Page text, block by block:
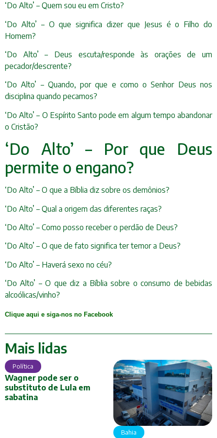
‘Do Alto’ – Quem sou eu em Cristo?
‘Do Alto’ – O que significa dizer que Jesus é o Filho do
Homem?
‘Do Alto’ – Deus escuta/responde às orações de um
pecador/descrente?
‘Do Alto’ – Quando, por que e como o Senhor Deus nos
disciplina quando pecamos?
‘Do Alto’ – O Espírito Santo pode em algum tempo abandonar
o Cristão?
‘Do Alto’ – Por que Deus
permite o engano?
‘Do Alto’ – O que a Bíblia diz sobre os demônios?
‘Do Alto’ – Qual a origem das diferentes raças?
‘Do Alto’ – Como posso receber o perdão de Deus?
‘Do Alto’ – O que de fato significa ter temor a Deus?
‘Do Alto’ – Haverá sexo no céu?
‘Do Alto’ – O que diz a Bíblia sobre o consumo de bebidas
alcoólicas/vinho?
Clique aqui e siga-nos no Facebook
Mais lidas
Política
Wagner pode ser o
substituto de Lula em
sabatina
Bahia